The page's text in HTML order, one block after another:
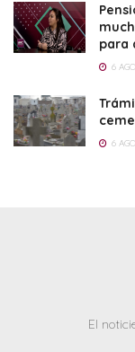
para
6
6
El